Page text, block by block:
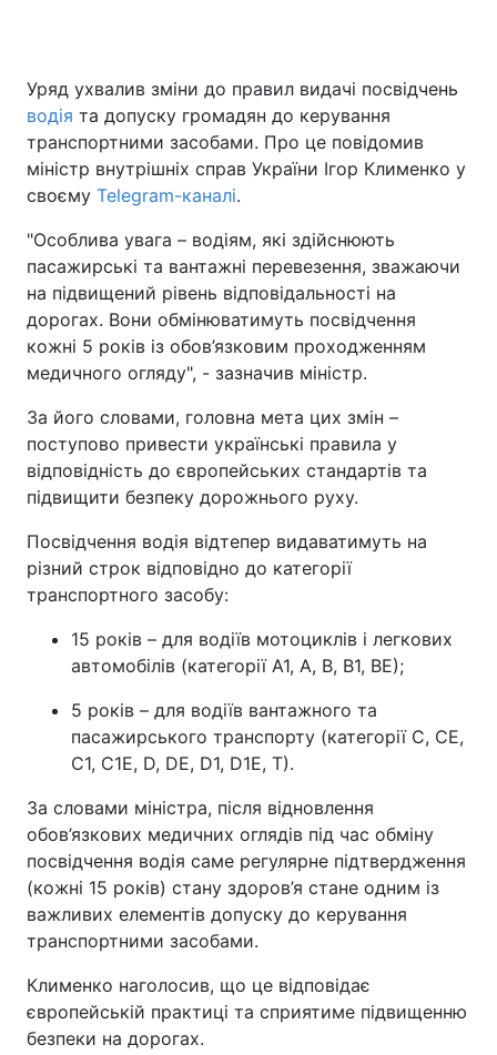
Уряд ухвалив зміни до правил видачі посвідчень
водія та допуску громадян до керування
транспортними засобами. Про це повідомив
міністр внутрішніх справ України Ігор Клименко у
своєму Telegram-каналі.
"Особлива увага – водіям, які здійснюють
пасажирські та вантажні перевезення, зважаючи
на підвищений рівень відповідальності на
дорогах. Вони обмінюватимуть посвідчення
кожні 5 років із обов’язковим проходженням
медичного огляду", - зазначив міністр.
За його словами, головна мета цих змін –
поступово привести українські правила у
відповідність до європейських стандартів та
підвищити безпеку дорожнього руху.
Посвідчення водія відтепер видаватимуть на
різний строк відповідно до категорії
транспортного засобу:
15 років – для водіїв мотоциклів і легкових
автомобілів (категорії А1, А, В, В1, ВЕ);
5 років – для водіїв вантажного та
пасажирського транспорту (категорії С, СЕ,
С1, С1Е, D, DE, D1, D1Е, Т).
За словами міністра, після відновлення
обов’язкових медичних оглядів під час обміну
посвідчення водія саме регулярне підтвердження
(кожні 15 років) стану здоров’я стане одним із
важливих елементів допуску до керування
транспортними засобами.
Клименко наголосив, що це відповідає
європейській практиці та сприятиме підвищенню
безпеки на дорогах.